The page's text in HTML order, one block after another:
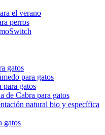
el verano
perros
gatos
para gatos
para gatos
de Cabra para gatos
natural bio y específica
gatos